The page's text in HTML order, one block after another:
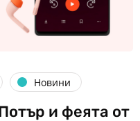
Новини
и феята от